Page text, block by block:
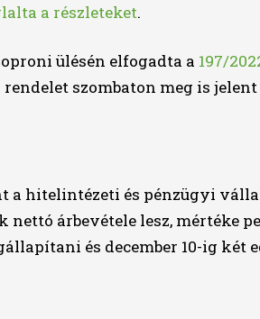
a részleteket.
ülésén elfogadta a 197/
szombaton meg is
a hitelintézeti és pénzügyi
nettó árbevétele lesz, mértéke
és december 10-ig két